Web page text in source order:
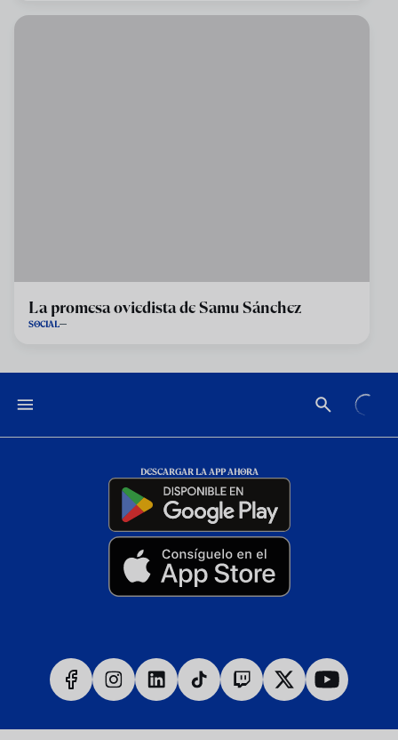
La promesa oviedista de Samu Sánchez
SOCIAL
DESCARGAR LA APP AHORA